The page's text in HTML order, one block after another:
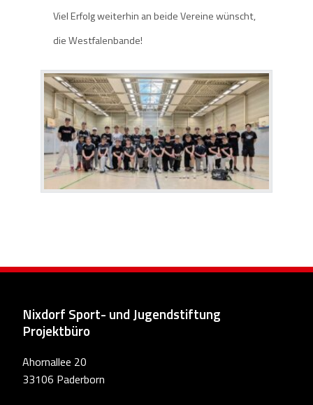
Viel Erfolg weiterhin an beide Vereine wünscht,
die Westfalenbande!
Nixdorf Sport- und Jugendstiftung
Projektbüro
Ahornallee 20
33106 Paderborn